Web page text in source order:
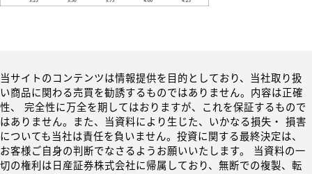
当サイトのコンテンツは情報提供を目的としており、当社取り扱
い商品に関わる売買を勧誘するものではありません。内容は正確
性、 完全性に万全を期してはおりますが、これを保証するもので
はありません。また、当資料により生じた、いかなる損失・ 損害
についても当社は責任を負いません。投資に関する最終決定は、
お客様ご自身の判断でなさるようお願いいたします。 当資料の一
切の権利は日産証券株式会社に帰属しており、無断での複製、転